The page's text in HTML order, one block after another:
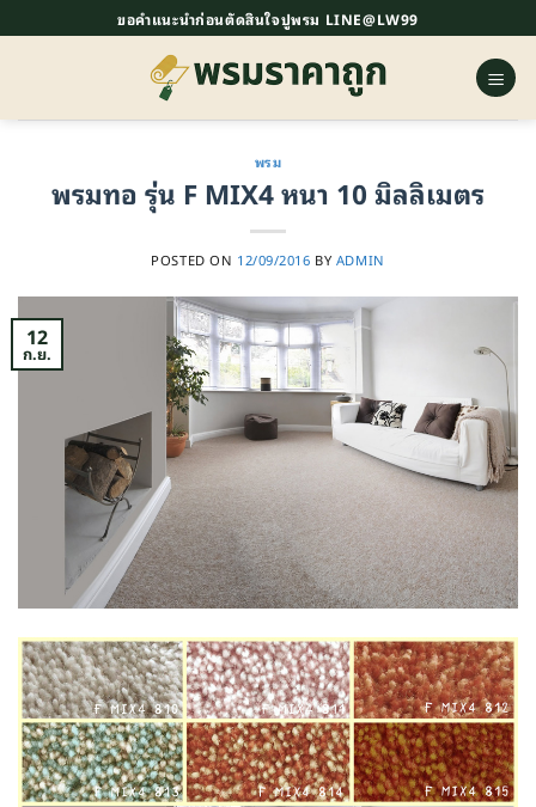
ไป
ขอคำแนะนำก่อนตัดสินใจปูพรม LINE@LW99
พรม
พรมทอ รุ่น F MIX4 หนา 10 มิลลิเมตร
POSTED ON 12/09/2016 BY ADMIN
12
ก.ย.